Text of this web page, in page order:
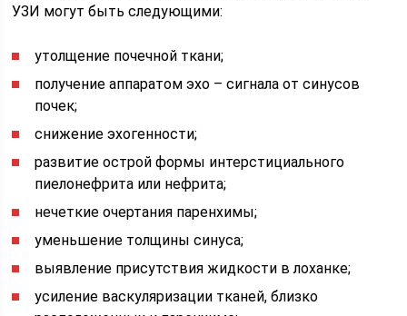
УЗИ могут быть следующими:
утолщение почечной ткани;
получение аппаратом эхо – сигнала от синусов
почек;
снижение эхогенности;
развитие острой формы интерстициального
пиелонефрита или нефрита;
нечеткие очертания паренхимы;
уменьшение толщины синуса;
выявление присутствия жидкости в лоханке;
усиление васкуляризации тканей, близко